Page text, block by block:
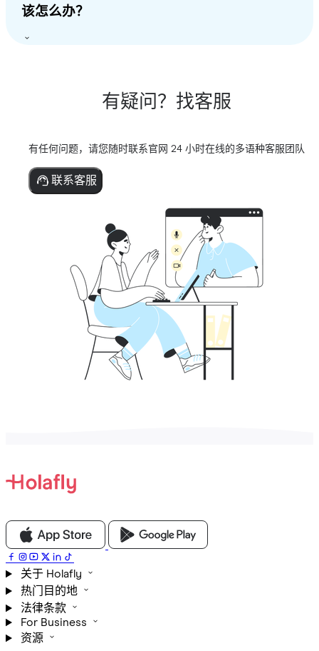
该怎么办？
有疑问？找客服
有任何问题，请您随时联系官网 24 小时在线的多语种客服团队
联系客服
关于 Holafly
热门目的地
法律条款
For Business
资源